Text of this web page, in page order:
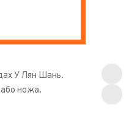
У Лян Шань.
або ножа.